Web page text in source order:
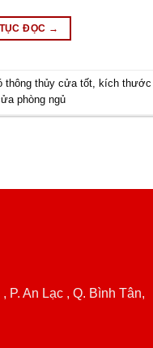
ĐỌC →
thông thủy cửa tốt, kích
phòng ngủ
An Lạc , Q. Bình Tân,